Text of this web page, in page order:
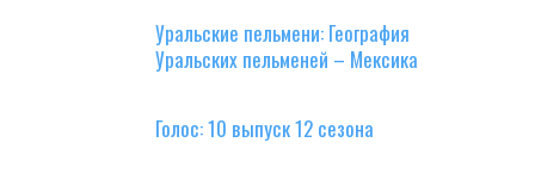
Уральские пельмени: География
Уральских пельменей – Мексика
Голос: 10 выпуск 12 сезона